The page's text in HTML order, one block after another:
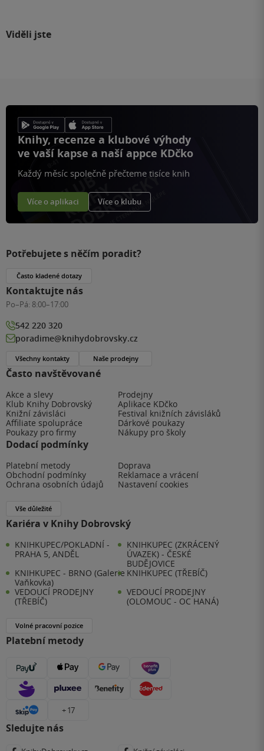
Viděli jste
Knihy, recenze a klubové výhody
ve vaší kapse a naší appce KDčko
Každý měsíc společně přečteme tisíce knih
Více o aplikaci Více o klubu
Často navštěvované
Akce a slevy
Prodejny
Klub Knihy Dobrovský
Aplikace KDčko
Knižní závisláci
Festival knižních závisláků
Affiliate spolupráce
Dárkové poukazy
Poukazy pro firmy
Nákupy pro školy
Dodací podmínky
Platební metody
Doprava
Obchodní podmínky
Reklamace a vrácení
Ochrana osobních údajů
Nastavení cookies
Vše důležité
Kariéra v Knihy Dobrovský
KNIHKUPEC/POKLADNÍ -
PRAHA 5, ANDĚL
KNIHKUPEC (ZKRÁCENÝ
ÚVAZEK) - ČESKÉ
BUDĚJOVICE
KNIHKUPEC - BRNO (Galerie
Vaňkovka)
KNIHKUPEC (TŘEBÍČ)
VEDOUCÍ PRODEJNY
(TŘEBÍČ)
VEDOUCÍ PRODEJNY
(OLOMOUC - OC HANÁ)
Volné pracovní pozice
Platební metody
+ 17
Sledujte nás
Potřebujete s něčím poradit?
Často kladené dotazy
Kontaktujte nás
Po–Pá: 8:00–17:00
542 220 320
poradime@knihydobrovsky.cz
Všechny kontakty Naše prodejny